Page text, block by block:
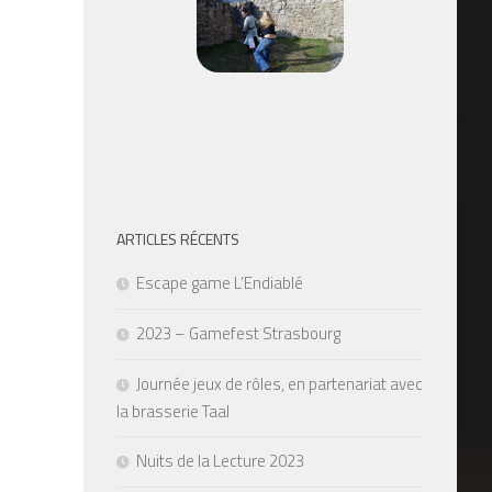
ARTICLES RÉCENTS
Escape game L’Endiablé
2023 – Gamefest Strasbourg
Journée jeux de rôles, en partenariat avec
la brasserie Taal
Nuits de la Lecture 2023